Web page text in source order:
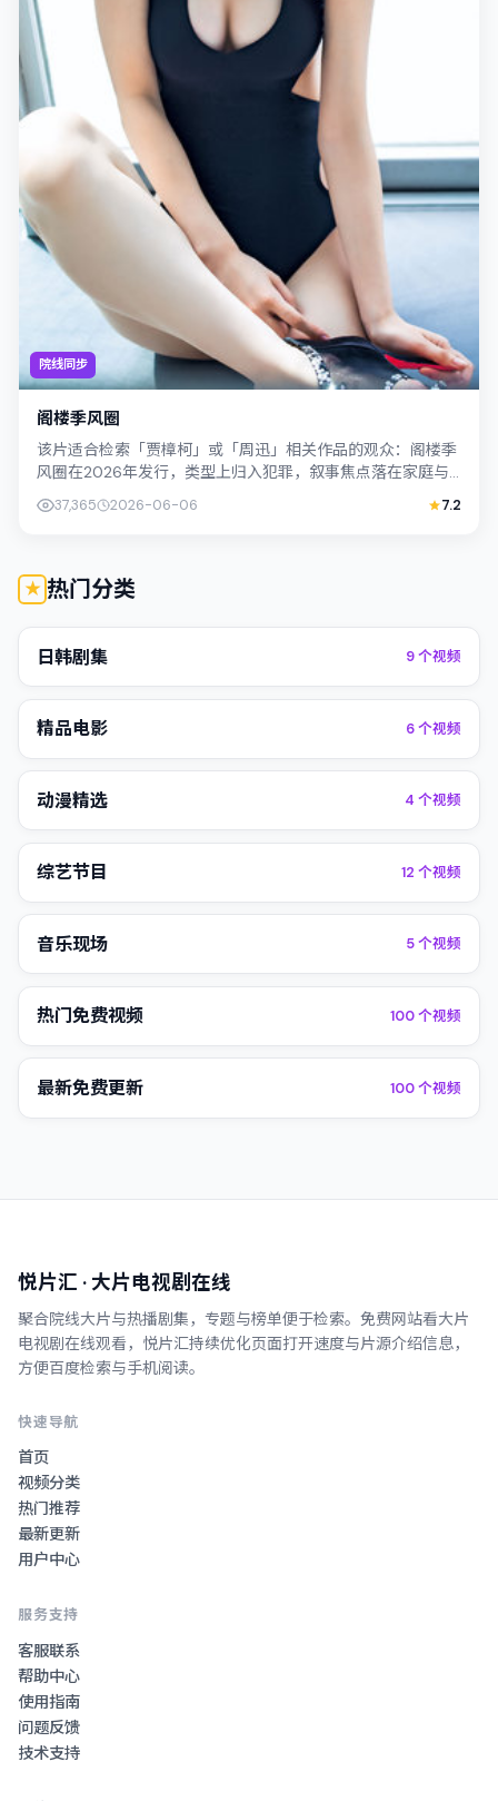
院线同步
阁楼季风圈
该片适合检索「贾樟柯」或「周迅」相关作品的观众：阁楼季
风圈在2026年发行，类型上归入犯罪，叙事焦点落在家庭与
社会的交错地带；配角层次丰富，值得...
37,365 2026-06-06 7.2
热门分类
日韩剧集 9个视频
精品电影 6个视频
动漫精选 4 个视频
综艺节目 12 个视频
音乐现场 5个视频
热门免费视频 100个视频
最新免费更新 100个视频
悦片汇 · 大片电视剧在线
聚合院线大片与热播剧集，专题与榜单便于检索。 免费网站看大片
电视剧在线观看 ， 悦片汇持续优化页面打开速度与片源介绍信息，
方便百度检索与手机阅读。
快速导航
首页
视频分类
热门推荐
最新更新
用户中心
服务支持
客服联系
帮助中心
使用指南
问题反馈
技术支持